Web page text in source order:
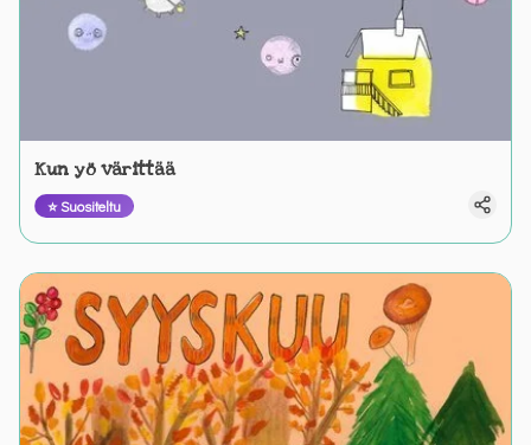
Kun yö värittää
⭐ Suositeltu